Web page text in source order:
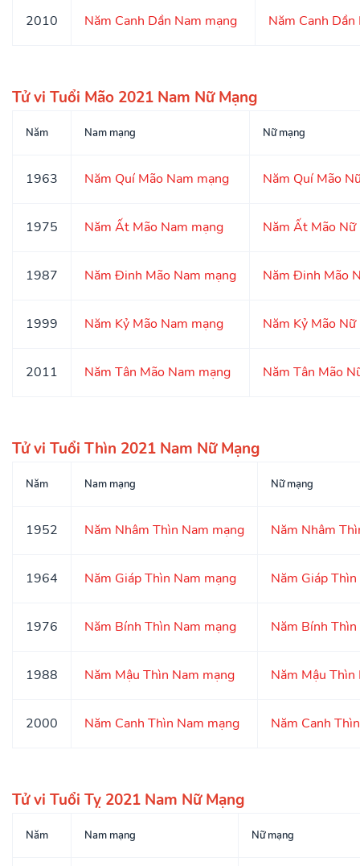
2010 Năm Canh Dần Nam mạng Năm Canh
Tử vi Tuổi Mão 2021 Nam Nữ Mạng
Năm Nam mạng Nữ mạng
1963 Năm Quí Mão Nam mạng Năm Quí Mão
1975 Năm Ất Mão Nam mạng Năm Ất Mão Nữ
1987 Năm Đinh Mão Nam mạng Năm Đinh Mão
1999 Năm Kỷ Mão Nam mạng Năm Kỷ Mão Nữ
2011 Năm Tân Mão Nam mạng Năm Tân Mão
Tử vi Tuổi Thìn 2021 Nam Nữ Mạng
Năm Nam mạng Nữ mạng
1952 Năm Nhâm Thìn Nam mạng Năm Nhâm
1964 Năm Giáp Thìn Nam mạng Năm Giáp
1976 Năm Bính Thìn Nam mạng Năm Bính
1988 Năm Mậu Thìn Nam mạng Năm Mậu Thìn
2000 Năm Canh Thìn Nam mạng Năm Canh
Tử vi Tuổi Tỵ 2021 Nam Nữ Mạng
Năm Nam mạng Nữ mạng